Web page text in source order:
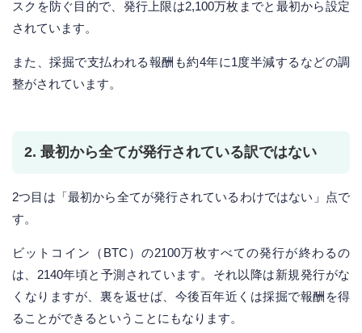
スクを防ぐ目的で、発行上限は2,100万枚までと最初から設定
されています。
また、採掘で支払われる報酬も約4年に1度半減するなどの調
整がされています。
2. 最初から全てが発行されている訳ではない
2つ目は「最初から全てが発行されているわけではない」点で
す。
ビットコイン（BTC）の2100万枚すべての発行が終わるの
は、2140年頃と予測されています。それ以降は新規発行がな
くなりますが、裏を返せば、今後百年近くは採掘で報酬を得
ることができるということにもなります。